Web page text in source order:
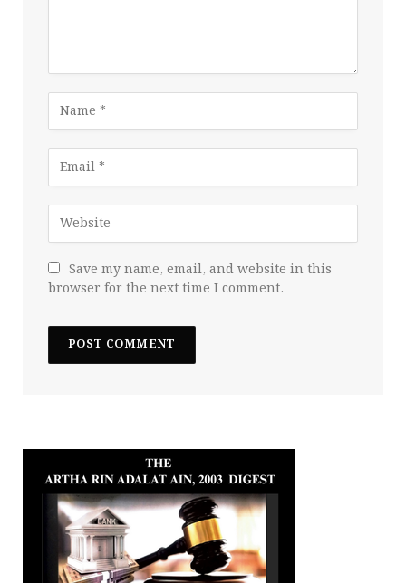
Save my name, email, and website in this
browser for the next time I comment.